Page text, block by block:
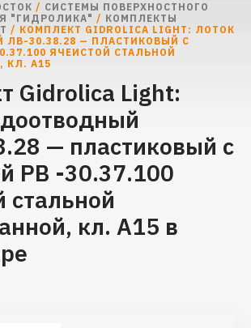
/ СИСТЕМЫ ПОВЕРХНОСТНОГО
"ГИДРОЛИКА" / КОМПЛЕКТЫ
/ КОМПЛЕКТ GIDROLICA LIGHT: ЛОТОК
30.38.28 — ПЛАСТИКОВЫЙ C
ЯЧЕИСТОЙ СТАЛЬНОЙ
КЛ. А15
Gidrolica Light:
— пластиковый c
РВ -30.37.100
стальной
кл. А15 в